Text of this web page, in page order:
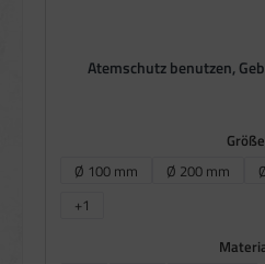
Atemschutz benutzen,
Größe
Ø 100 mm
Ø 200 mm
+1